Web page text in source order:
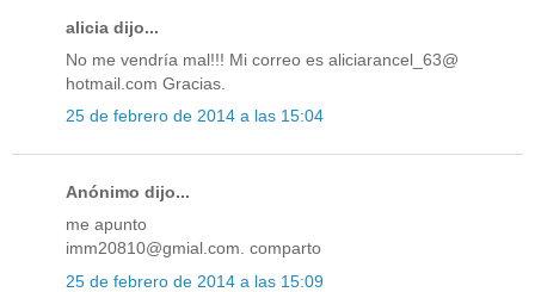
alicia dijo...
No me vendría mal!!! Mi correo es aliciarancel_63@
hotmail.com Gracias.
25 de febrero de 2014 a las 15:04
Anónimo dijo...
me apunto
imm20810@gmial.com. comparto
25 de febrero de 2014 a las 15:09